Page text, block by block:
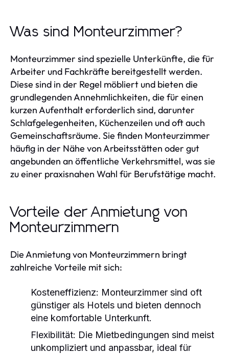
Was sind Monteurzimmer?
Monteurzimmer sind spezielle Unterkünfte, die für
Arbeiter und Fachkräfte bereitgestellt werden.
Diese sind in der Regel möbliert und bieten die
grundlegenden Annehmlichkeiten, die für einen
kurzen Aufenthalt erforderlich sind, darunter
Schlafgelegenheiten, Küchenzeilen und oft auch
Gemeinschaftsräume. Sie finden Monteurzimmer
häufig in der Nähe von Arbeitsstätten oder gut
angebunden an öffentliche Verkehrsmittel, was sie
zu einer praxisnahen Wahl für Berufstätige macht.
Vorteile der Anmietung von
Monteurzimmern
Die Anmietung von Monteurzimmern bringt
zahlreiche Vorteile mit sich:
Kosteneffizienz: Monteurzimmer sind oft
günstiger als Hotels und bieten dennoch
eine komfortable Unterkunft.
Flexibilität: Die Mietbedingungen sind meist
unkompliziert und anpassbar, ideal für